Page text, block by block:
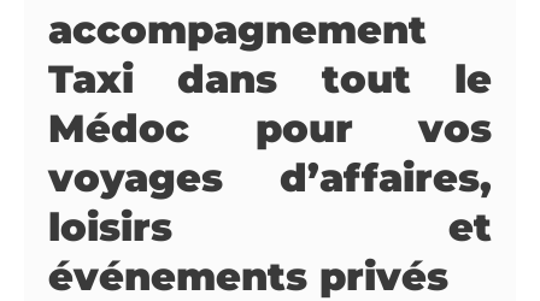
accompagnement
Taxi dans tout le
Médoc pour vos
voyages d’affaires,
loisirs et
événements privés